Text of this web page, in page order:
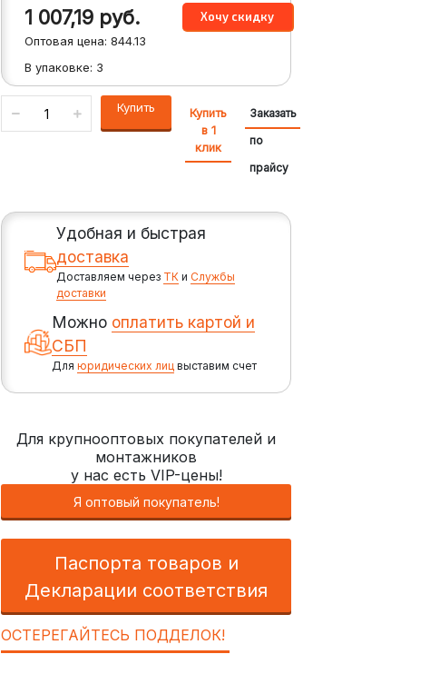
1 007,19 руб.
Оптовая цена:844.13
В упаковке: 3
Купить
Купить
в 1
клик
Заказать
по
прайсу
Удобная и быстрая
доставка
Доставляем через ТКи Службы
доставки
Можно оплатить картой и
СБП
Для юридических лицвыставим счет
Для крупнооптовых покупателей и
монтажников
у нас есть VIP-цены!
Я оптовый покупатель!
Паспорта товаров и
Декларации соответствия
ОСТЕРЕГАЙТЕСЬ ПОДДЕЛОК!